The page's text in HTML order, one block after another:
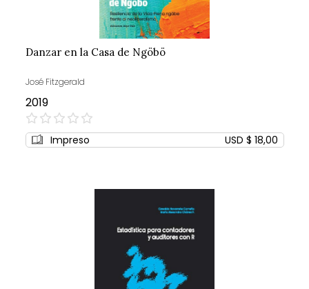
Danzar en la Casa de Ngöbö
José Fitzgerald
2019
0%
Impreso USD $ 18,00